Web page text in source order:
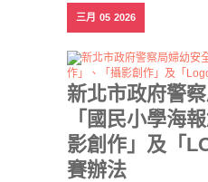
三月 05 2026
新北市政府警
「國民小學海
影創作」及「
賽辦法